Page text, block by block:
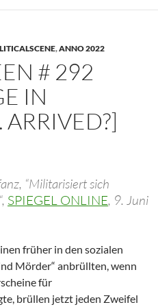
,ANNO 2022
# 292
IN
“Militarisiert sich
SPIEGEL ONLINE, 9. Juni
früher in den sozialen
Mörder“ anbrüllten, wenn
für
brüllen jetzt jeden Zweifel